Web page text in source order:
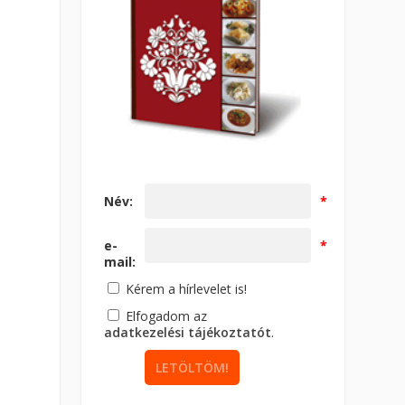
Név: *
e-
mail:
*
Kérem a hírlevelet is!
Elfogadom az
adatkezelési tájékoztatót.